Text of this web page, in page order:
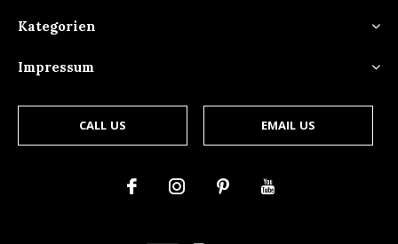
Kategorien
Impressum
CALL US EMAIL US